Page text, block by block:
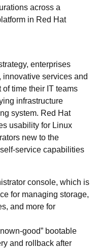
across a
in Red Hat
enterprises
services and
time their IT teams
infrastructure
system. Red Hat
usability for Linux
new to the
service capabilities
console, which is
for managing storage,
and more for
good” bootable
and rollback after